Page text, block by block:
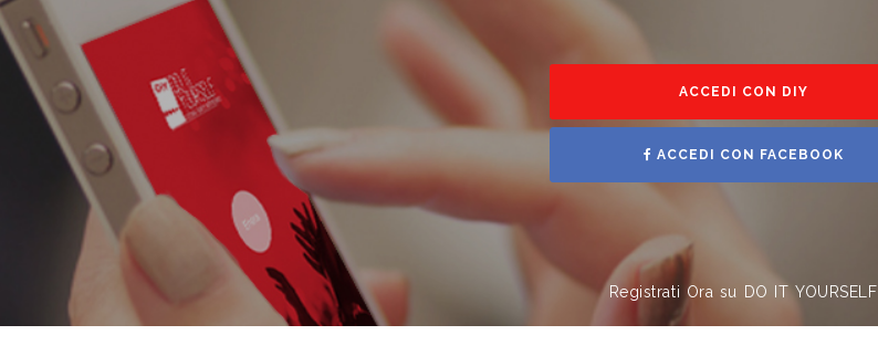
ACCEDI CON DIY
ACCEDI CON FACEBOOK
Registrati Ora su DO IT YOURSELF